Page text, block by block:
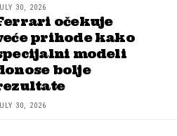
30, 2026
očekuje
prihode kako
modeli
bolje
30, 2026